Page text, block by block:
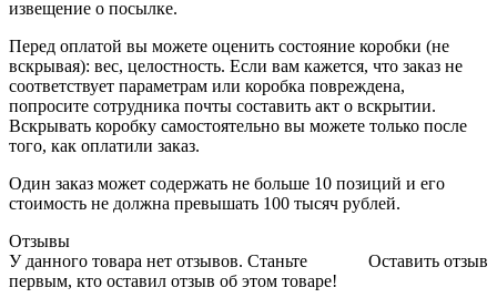
извещение о посылке.
Перед оплатой вы можете оценить состояние коробки (не
вскрывая): вес, целостность. Если вам кажется, что заказ не
соответствует параметрам или коробка повреждена,
попросите сотрудника почты составить акт о вскрытии.
Вскрывать коробку самостоятельно вы можете только после
того, как оплатили заказ.
Один заказ может содержать не больше 10 позиций и его
стоимость не должна превышать 100 тысяч рублей.
Отзывы
Оставить отзыв
У данного товара нет отзывов. Станьте
первым, кто оставил отзыв об этом товаре!